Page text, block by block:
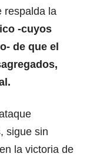
respalda la
-cuyos
de que el
sigue sin
la victoria de